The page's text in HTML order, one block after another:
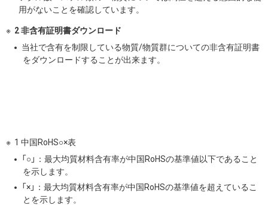
用がないことを確認しています。
2 非含有証明書ダウンロード
当社で含有を制限している物質/物質群についての非含有証明書
をダウンロードすることが出来ます。
1 中国RoHS○×表
「○」：最大均質材料含有率が中国RoHSの基準値以下であること
を示します。
「×」：最大均質材料含有率が中国RoHSの基準値を超えているこ
とを示します。